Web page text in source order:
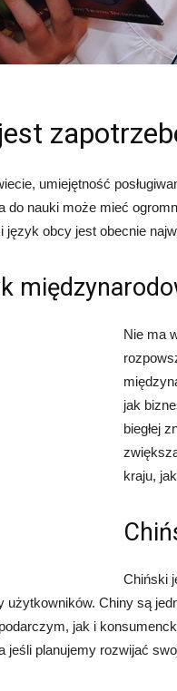
umiejętność
do nauki może mieć
język obcy jest obecnie
Nie ma
jak
biegłej
kraju,
Chiński
użytkowników. Chiny są
jak i
jeśli planujemy rozwijać